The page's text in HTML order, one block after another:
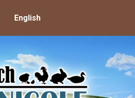
English